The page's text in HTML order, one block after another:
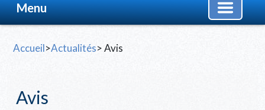
Menu
Accueil>Actualités> Avis
Avis